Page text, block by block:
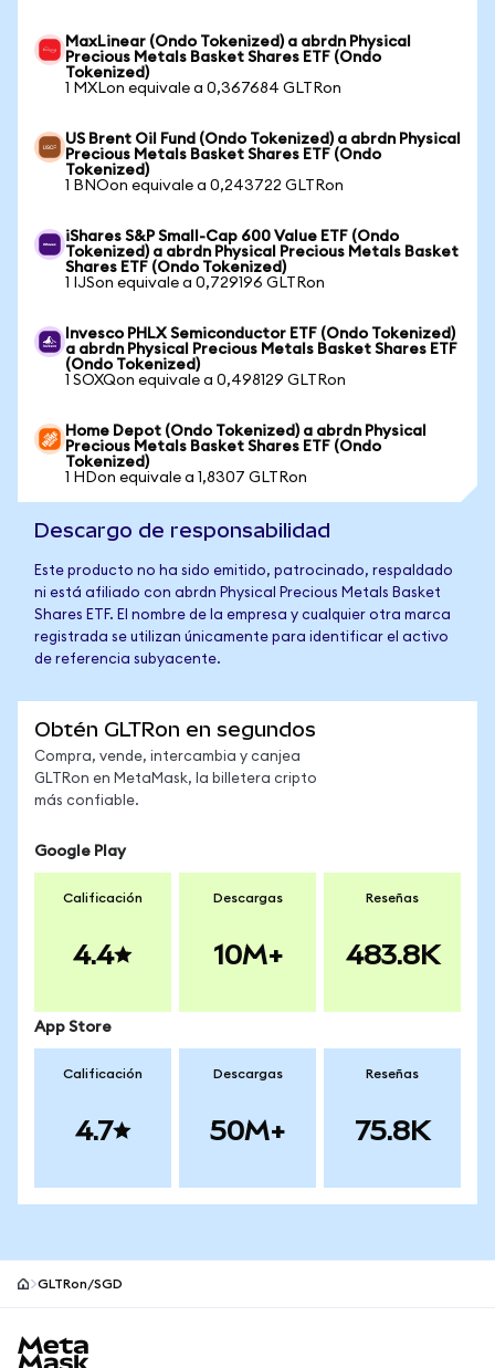
MaxLinear (Ondo Tokenized) a abrdn Physical
Precious Metals Basket Shares ETF (Ondo
Tokenized)
1 MXLon equivale a 0,367684 GLTRon
US Brent Oil Fund (Ondo Tokenized) a abrdn Physical
Precious Metals Basket Shares ETF (Ondo
Tokenized)
1 BNOon equivale a 0,243722 GLTRon
iShares S&P Small-Cap 600 Value ETF (Ondo
Tokenized) a abrdn Physical Precious Metals Basket
Shares ETF (Ondo Tokenized)
1 IJSon equivale a 0,729196 GLTRon
Invesco PHLX Semiconductor ETF (Ondo Tokenized)
a abrdn Physical Precious Metals Basket Shares ETF
(Ondo Tokenized)
1 SOXQon equivale a 0,498129 GLTRon
Home Depot (Ondo Tokenized) a abrdn Physical
Precious Metals Basket Shares ETF (Ondo
Tokenized)
1 HDon equivale a 1,8307 GLTRon
Descargo de responsabilidad
Este producto no ha sido emitido, patrocinado, respaldado
ni está afiliado con abrdn Physical Precious Metals Basket
Shares ETF. El nombre de la empresa y cualquier otra marca
registrada se utilizan únicamente para identificar el activo
de referencia subyacente.
Obtén GLTRon en segundos
Compra, vende, intercambia y canjea
GLTRon en MetaMask, la billetera cripto
más confiable.
Google Play
Calificación
4.4
Descargas
10M+
Reseñas
483.8K
App Store
Calificación
4.7
Descargas
50M+
Reseñas
75.8K
GLTRon/SGD